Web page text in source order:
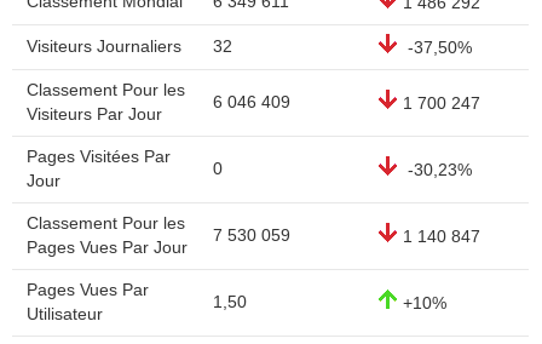
Visiteurs Journaliers 32 -37,50%
Classement Pour les
Visiteurs Par Jour
6 046 409 1 700 247
Pages Visitées Par
Jour
0 -30,23%
Classement Pour les
Pages Vues Par Jour
7 530 059 1 140 847
Pages Vues Par
Utilisateur
1,50 +10%